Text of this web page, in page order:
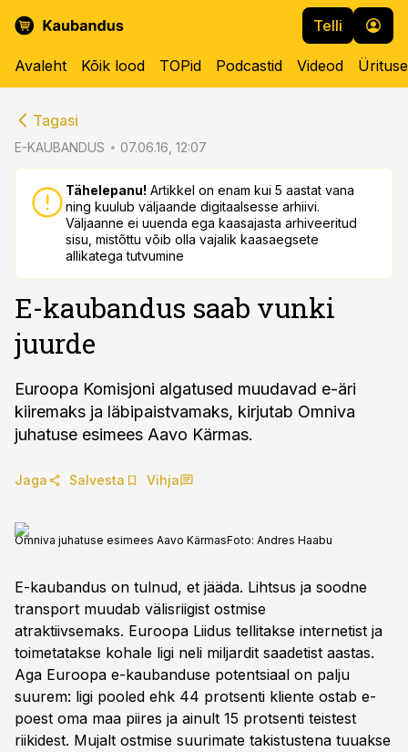
Telli
Avaleht Kõik lood TOPid Podcastid Videod
Tagasi
E-KAUBANDUS 07.06.16, 12:07
Tähelepanu! Artikkel on enam kui 5 aastat vana
ning kuulub väljaande digitaalsesse arhiivi.
Väljaanne ei uuenda ega kaasajasta arhiveeritud
sisu, mistõttu võib olla vajalik kaasaegsete
allikatega tutvumine
E-kaubandus saab vunki
juurde
Euroopa Komisjoni algatused muudavad e-äri
kiiremaks ja läbipaistvamaks, kirjutab Omniva
juhatuse esimees Aavo Kärmas.
Jaga Salvesta Vihja
Omniva juhatuse esimees Aavo KärmasFoto: Andres Haabu
E-kaubandus on tulnud, et jääda. Lihtsus ja soodne
transport muudab välisriigist ostmise
atraktiivsemaks. Euroopa Liidus tellitakse internetist ja
toimetatakse kohale ligi neli miljardit saadetist aastas.
Aga Euroopa e-kaubanduse potentsiaal on palju
suurem: ligi pooled ehk 44 protsenti kliente ostab e-
poest oma maa piires ja ainult 15 protsenti teistest
riikidest. Mujalt ostmise suurimate takistustena tuuakse